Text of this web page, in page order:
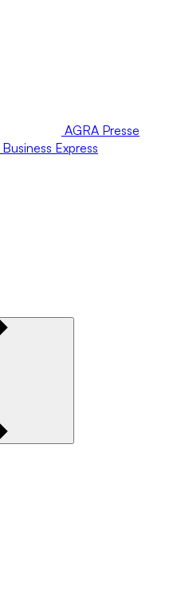
AGRA Presse
Business Express